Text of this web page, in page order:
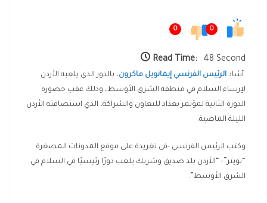
0
0
Read Time: 48 Second
أشاد الرئيس الفرنسي إيمانويل ماكرون، بالدور الذي يلعبه الأردن
لإرساء السلام في منطقة الشرق الأوسط، وذلك عقب حضوره
الدورة الثانية لمؤتمر بغداد للتعاون والشراكة، الذي استضافته الأردن
الليلة الماضية.
وكتب الرئيس الفرنسي -في تغريدة على موقع المدونات المصغرة
“تويتر”- “الأردن بلد صديق وشريك يلعب دورًا رئيسيًا في السلام في
الشرق الأوسط”.